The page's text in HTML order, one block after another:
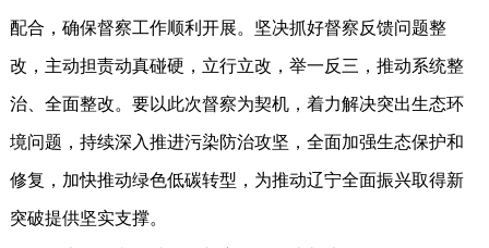
配合，确保督察工作顺利开展。坚决抓好督察反馈问题整
改，主动担责动真碰硬，立行立改，举一反三，推动系统整
治、全面整改。要以此次督察为契机，着力解决突出生态环
境问题，持续深入推进污染防治攻坚，全面加强生态保护和
修复，加快推动绿色低碳转型，为推动辽宁全面振兴取得新
突破提供坚实支撑。